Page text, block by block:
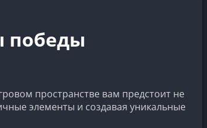
победы
пространстве вам предстоит не
элементы и создавая уникальные